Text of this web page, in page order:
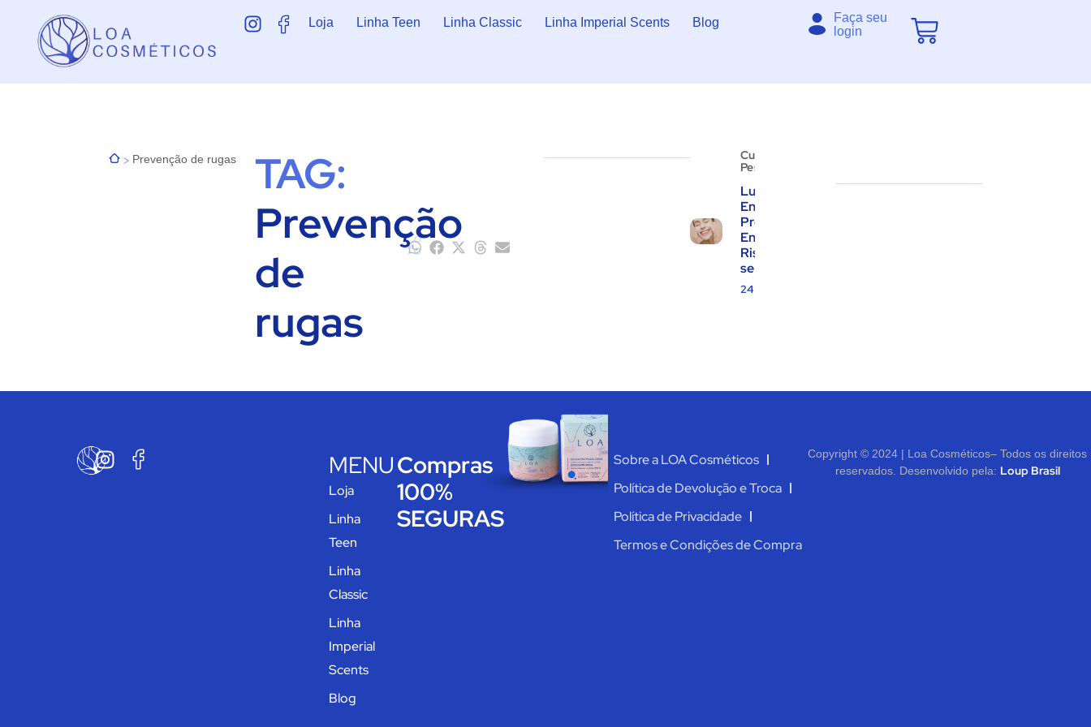
Loja Linha Teen Linha Classic Linha Imperial Scents Blog
Faça seu
login
> Prevenção de rugas
TAG:
Prevenção
de
rugas
Cuidados
Pessoais
Luz Azul e
Envelhecimento
Precoce:
Entenda os
Riscos e Como
se Proteger
24.04.2025
MENU
Loja
Linha
Teen
Linha
Classic
Linha
Imperial
Scents
Blog
Compras
100%
SEGURAS
Sobre a LOA Cosméticos
Política de Devolução e Troca
Política de Privacidade
Termos e Condições de Compra
Copyright © 2024 | Loa Cosméticos– Todos os direitos
reservados. Desenvolvido pela: Loup Brasil